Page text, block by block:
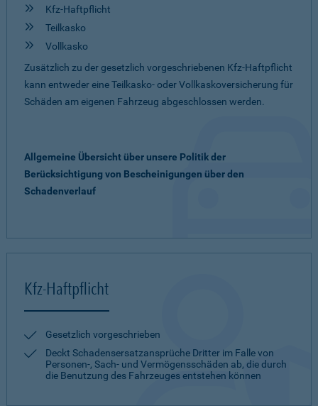
Kfz-Haftpflicht
Teilkasko
Vollkasko
Zusätzlich zu der gesetzlich vorgeschriebenen Kfz-Haftpflicht
kann entweder eine Teilkasko- oder Vollkaskoversicherung für
Schäden am eigenen Fahrzeug abgeschlossen werden.
Allgemeine Übersicht über unsere Politik der
Berücksichtigung von Bescheinigungen über den
Schadenverlauf
Kfz-Haftpflicht
Gesetzlich vorgeschrieben
Deckt Schadensersatzansprüche Dritter im Falle von
Personen-, Sach- und Vermögensschäden ab, die durch
die Benutzung des Fahrzeuges entstehen können